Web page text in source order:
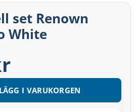
set Renown
White
LÄGG I VARUKORGEN